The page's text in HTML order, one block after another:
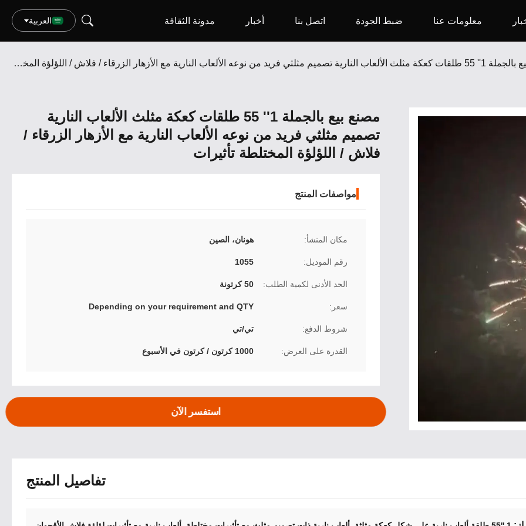
معلومات عنا ضبط الجودة اتصل بنا أخبار مدونة الثقافة العربية
مصنع بيع بالجملة 1'' 55 طلقات كعكة مثلث الألعاب النارية تصميم مثلثي فريد من نوعه الألعاب النارية مع الأزهار الزرقاء / فلاش / اللؤلؤة المختلطة تأثيرات
مصنع بيع بالجملة 1'' 55 طلقات كعكة مثلث الألعاب النارية
تصميم مثلثي فريد من نوعه الألعاب النارية مع الأزهار الزرقاء /
فلاش / اللؤلؤة المختلطة تأثيرات
مواصفات المنتج
مكان المنشأ: هونان، الصين
رقم الموديل: 1055
الحد الأدنى لكمية الطلب: 50 كرتونة
سعر: Depending on your requirement and QTY
شروط الدفع: تي/تي
القدرة على العرض: 1000 كرتون / كرتون في الأسبوع
استفسر الآن
تفاصيل المنتج